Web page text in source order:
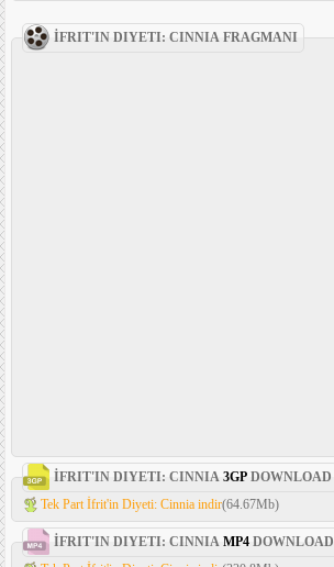
İFRIT'IN DIYETI: CINNIA FRAGMANI
İFRIT'IN DIYETI: CINNIA 3GP DOWNLOAD
Tek Part İfrit'in Diyeti: Cinnia indir(64.67Mb)
İFRIT'IN DIYETI: CINNIA MP4 DOWNLOAD